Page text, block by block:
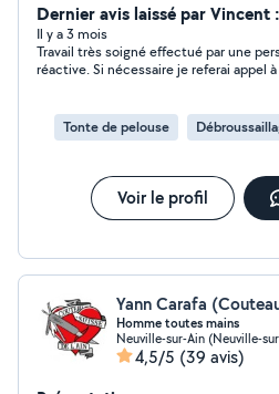
Dernier avis laissé par Vincent
Il y a 3 mois
Travail très soigné effectué par une
réactive. Si nécessaire je referai appel
Tonte de pelouse
Voir le profil
Yann Carafa
Homme toutes mains
Neuville-sur-Ain (Neuville-
4,5/5 (39 avis)